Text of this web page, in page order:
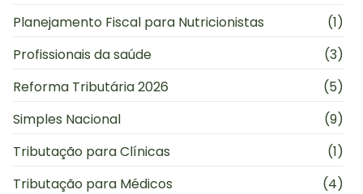
Planejamento Fiscal para Nutricionistas
(1)
Profissionais da saúde
(3)
Reforma Tributária 2026
(5)
Simples Nacional
(9)
Tributação para Clínicas
(1)
Tributação para Médicos
(4)